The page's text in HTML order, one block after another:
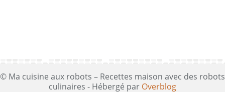
© Ma cuisine aux robots – Recettes maison avec des robots
culinaires - Hébergé par Overblog